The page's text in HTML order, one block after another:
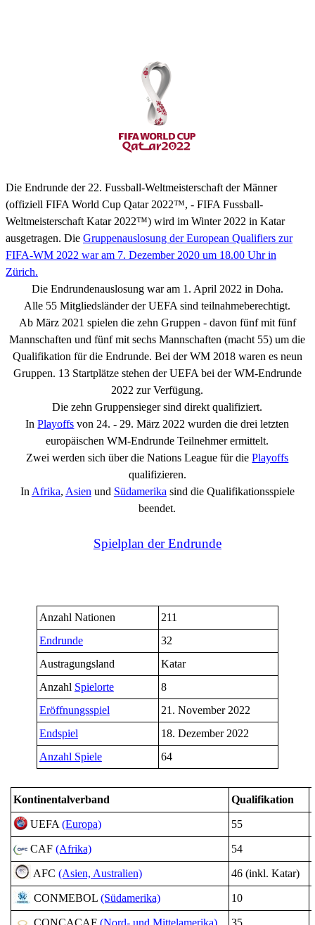
Die Endrunde der 22. Fussball-Weltmeisterschaft der Männer
(offiziell FIFA World Cup Qatar 2022™, - FIFA Fussball-
Weltmeisterschaft Katar 2022™) wird im Winter 2022 in Katar
ausgetragen. Die Gruppenauslosung der European Qualifiers zur
FIFA-WM 2022 war am 7. Dezember 2020 um 18.00 Uhr in
Zürich.
Die Endrundenauslosungwar am 1. April 2022 in Doha.
Alle 55 Mitgliedsländer der UEFA sind teilnahmeberechtigt.
Ab März 2021 spielen die zehn Gruppen - davon fünf mit fünf
Mannschaften und fünf mit sechs Mannschaften (macht 55) um die
Qualifikation für die Endrunde. Bei der WM 2018 waren es neun
Gruppen. 13 Startplätze stehen der UEFA bei der WM-Endrunde
2022 zur Verfügung.
Die zehn Gruppensieger sind direkt qualifiziert.
InPlayoffs von 24. - 29. März 2022 wurden die drei letzten
europäischen WM-Endrunde Teilnehmer ermittelt.
Zwei werden sich über die Nations League für diePlayoffs
qualifizieren.
In Afrika, Asien und Südamerika sind die Qualifikationsspiele
beendet.
Spielplan der Endrunde
Anzahl Nationen
211
Endrunde
32
Austragungsland
Katar
Anzahl Spielorte
8
Eröffnungsspiel
21. November 2022
Endspiel
18. Dezember 2022
Anzahl Spiele
64
Kontinentalverband Qualifikation
UEFA (Europa) 55
CAF (Afrika) 54
AFC (Asien, Australien) 46 (inkl. Katar)
CONMEBOL (Südamerika) 10
CONCACAF (Nord- und Mittelamerika) 35